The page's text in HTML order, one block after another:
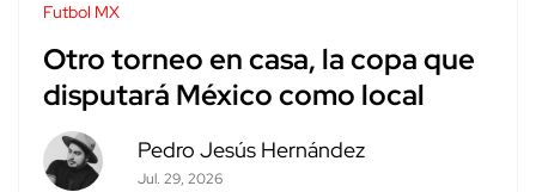
Futbol MX
Otro torneo en casa, la copa que
disputará México como local
Pedro Jesús Hernández
Jul. 29, 2026